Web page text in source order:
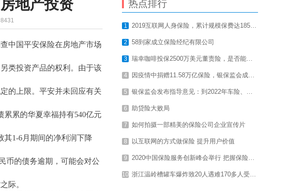
地产投资
8431
中国平安保险在房地产市场
类投资产品的权利。由于该
的上限。平安并未回应有关
累累的华夏幸福持有540亿元
其1-6月期间的净利润下降
币的债务逾期，可能会对公
际。
热点排行
1 2019互联网人身保险，累计规模保费达1857.7亿元
2 58到家成立保险经纪有限公司
3 瑞幸咖啡投保2500万美元董责险，是否能赔付？
4 因疫情中捐赠11.58万亿保险，银保监会成被告
5 银保监会发布指导意见：到2022年车险、农险、意健险等财险业务线上化率要达80%以上
6 助贷险大败局
7 如何拍摄一部精美的保险公司企业宣传片
8 以互联网的方式做保险 提升用户价值
9 2020中国保险服务创新峰会举行 把握保险变革新趋势
10 浙江温岭槽罐车爆炸致20人遇难170多人受伤，意外总是让我们猝不及防